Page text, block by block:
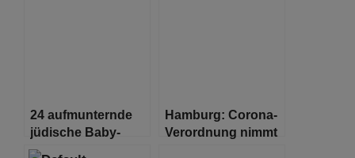
24 aufmunternde
jüdische Baby-
Namen für
Hamburg: Corona-
Verordnung nimmt